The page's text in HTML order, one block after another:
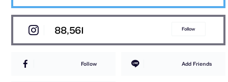
88,561 Follow
Follow Add Friends